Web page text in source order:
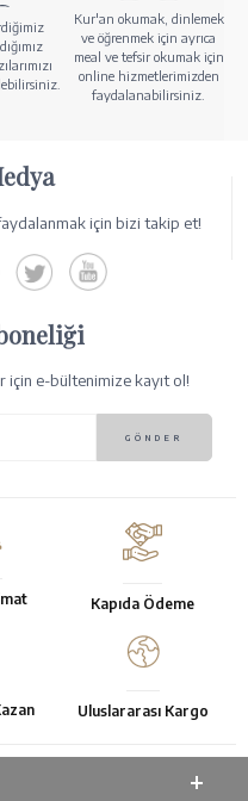
Kur'an okumak, dinlemek
ve öğrenmek için ayrıca
meal ve tefsir okumak için
online hizmetlerimizden
faydalanabilirsiniz.
için bizi takip et!
için e-bültenimize kayıt ol!
Kapıda Ödeme
Uluslararası Kargo